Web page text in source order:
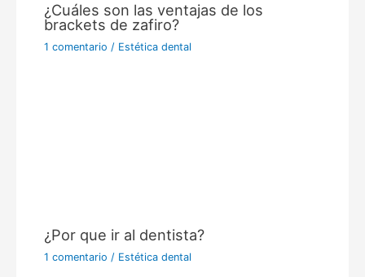
¿Cuáles son las ventajas de los
brackets de zafiro?
1 comentario / Estética dental
¿Por que ir al dentista?
1 comentario / Estética dental